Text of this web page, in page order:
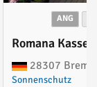
ANG
Romana
28307
Sonnenschutz